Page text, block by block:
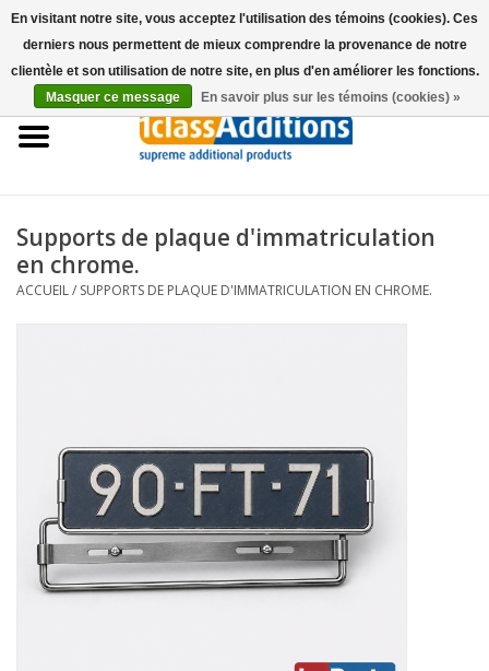
Accueil
Stockage de voitures
Entretien
Supports de plaque d'immatriculation
en chrome.
ACCUEIL/ SUPPORTS DE PLAQUE D'IMMATRICULATION EN CHROME.
En visitant notre site, vous acceptez l'utilisation des témoins (cookies). Ces
derniers nous permettent de mieux comprendre la provenance de notre
clientèle et son utilisation de notre site, en plus d'en améliorer les fonctions.
Masquer ce message
En savoir plus sur les témoins (cookies) »